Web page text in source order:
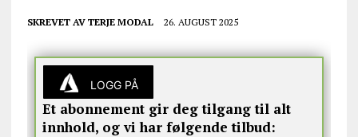
SKREVET AV TERJE MODAL 26. AUGUST 2025
LOGG PÅ
Et abonnement gir deg tilgang til alt
innhold, og vi har følgende tilbud: